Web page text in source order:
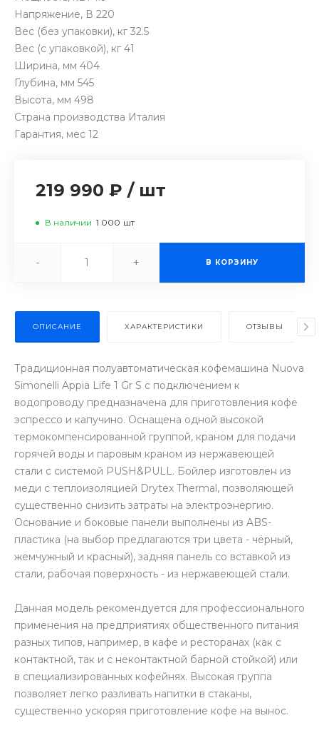
Напряжение, В 220
Вес (без упаковки), кг 32.5
Вес (с упаковкой), кг 41
Ширина, мм 404
Глубина, мм 545
Высота, мм 498
Страна производства Италия
Гарантия, мес 12
219 990 ₽ / шт
В наличии 1 000 шт
- + В КОРЗИНУ
ОПИСАНИЕ ХАРАКТЕРИСТИКИ ОТЗЫВЫ
Традиционная полуавтоматическая кофемашина Nuova
Simonelli Appia Life 1 Gr S с подключением к
водопроводу предназначена для приготовления кофе
эспрессо и капучино. Оснащена одной высокой
термокомпенсированной группой, краном для подачи
горячей воды и паровым краном из нержавеющей
стали с системой PUSH&PULL. Бойлер изготовлен из
меди с теплоизоляцией Drytex Thermal, позволяющей
существенно снизить затраты на электроэнергию.
Основание и боковые панели выполнены из ABS-
пластика (на выбор предлагаются три цвета - чёрный,
жемчужный и красный), задняя панель со вставкой из
стали, рабочая поверхность - из нержавеющей стали.
Данная модель рекомендуется для профессионального
применения на предприятиях общественного питания
разных типов, например, в кафе и ресторанах (как с
контактной, так и с неконтактной барной стойкой) или
в специализированных кофейнях. Высокая группа
позволяет легко разливать напитки в стаканы,
существенно ускоряя приготовление кофе на вынос.